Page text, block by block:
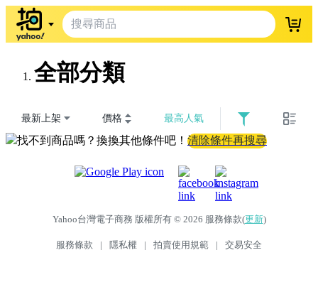
登入
全部分類
最新上架 價格 最高人氣
找不到商品嗎？換換其他條件吧！ 清除條件再搜尋
Yahoo台灣電子商務 版權所有 © 2026 服務條款(更新)
服務條款 | 隱私權 | 拍賣使用規範 | 交易安全